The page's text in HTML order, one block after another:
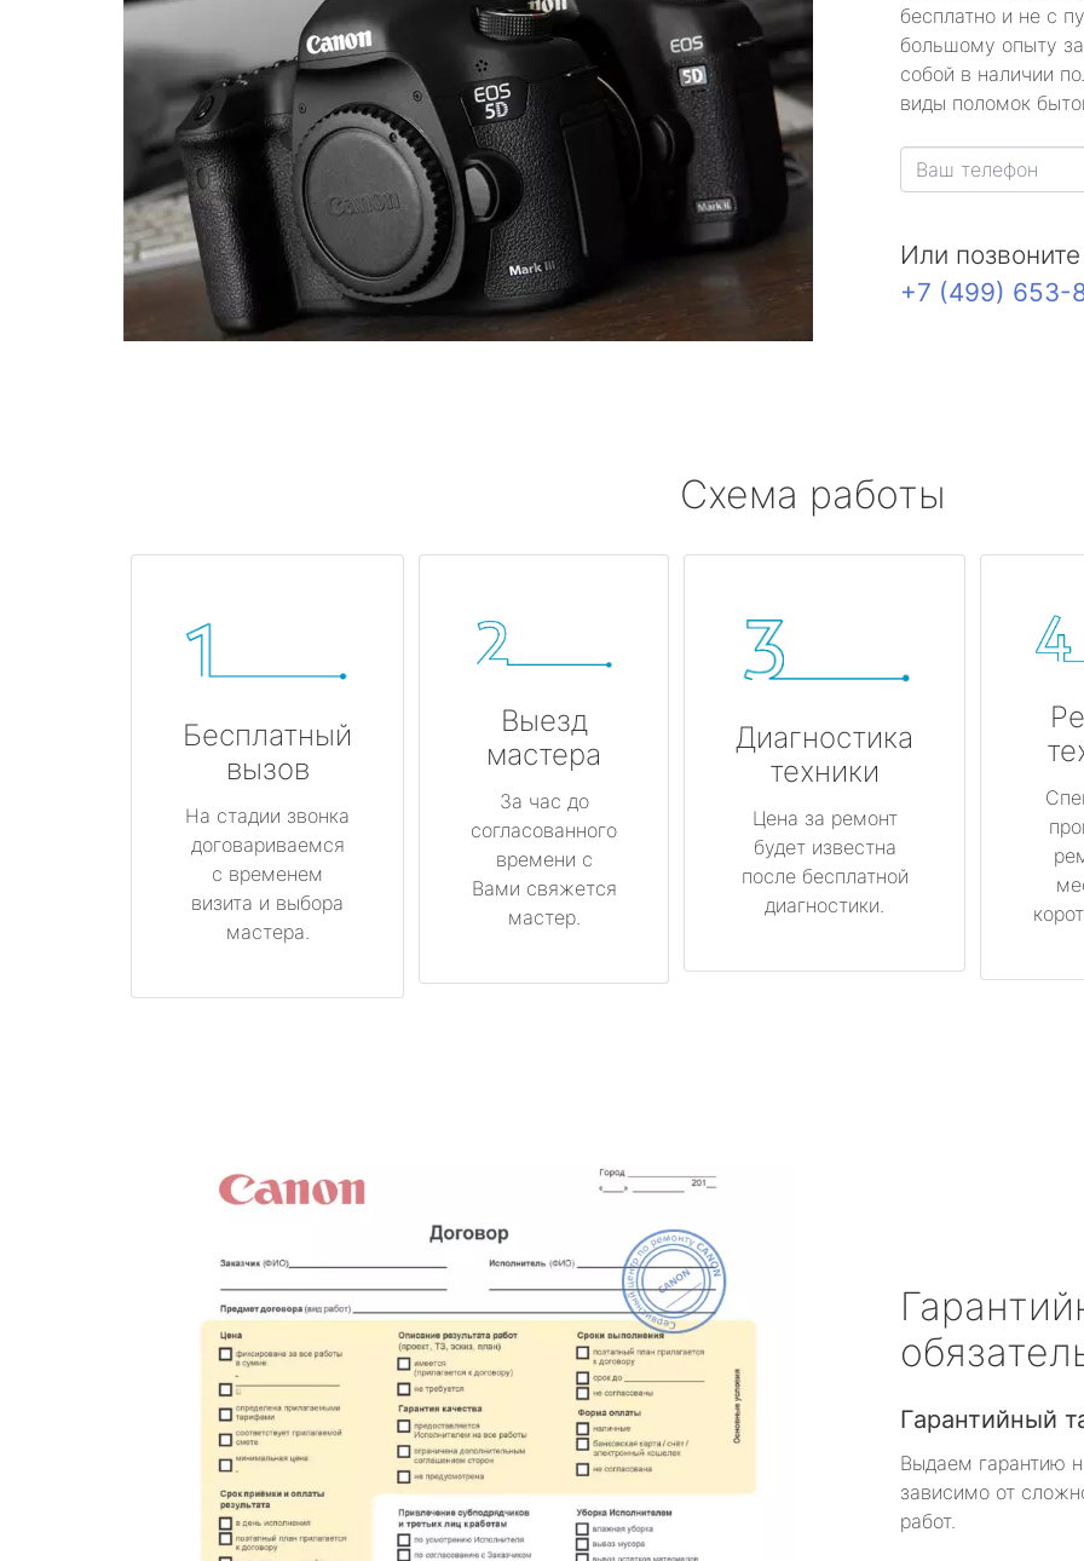
бесплатно и не с
большому опыту
собой в наличии
виды поломок
Или
+7 (499) 653-
Схема работы
Бесплатный
вызов
На стадии звонка
договариваемся
с временем
визита и выбора
мастера.
Выезд
мастера
За час до
согласованного
времени с
Вами свяжется
мастер.
Диагностика
техники
Цена за ремонт
будет известна
после бесплатной
диагностики.
Гарантийный
Выдаем гарантию
зависимо от
работ.